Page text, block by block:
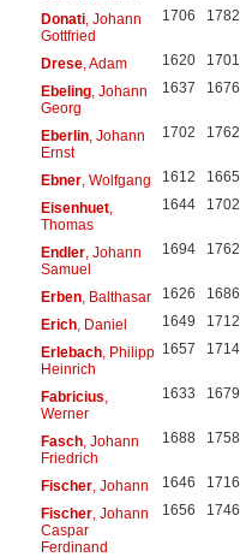
Donati, Johann
Gottfried
1706 1782
Drese, Adam 1620 1701
Ebeling, Johann
Georg
1637 1676
Eberlin, Johann
Ernst
1702 1762
Ebner, Wolfgang 1612 1665
Eisenhuet,
Thomas
1644 1702
Endler, Johann
Samuel
1694 1762
Erben, Balthasar 1626 1686
Erich, Daniel 1649 1712
Erlebach, Philipp
Heinrich
1657 1714
Fabricius
Werner
1633 1679
Fasch, Johann
Friedrich
1688 1758
Fischer, Johann 1646 1716
Fischer, Johann
Caspar
Ferdinand
1656 1746